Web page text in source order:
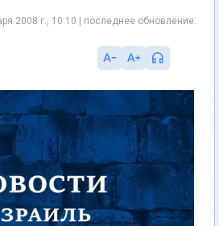
2008 г., 10:10 | последнее обновление: